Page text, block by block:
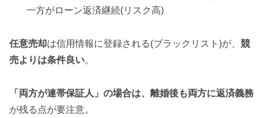
一方がローン返済継続(リスク高)
任意売却は信用情報に登録される(ブラックリスト)が、 競
売よりは条件良い。
「両方が連帯保証人」の場合は、離婚後も両方に返済義務
が残る点が要注意。